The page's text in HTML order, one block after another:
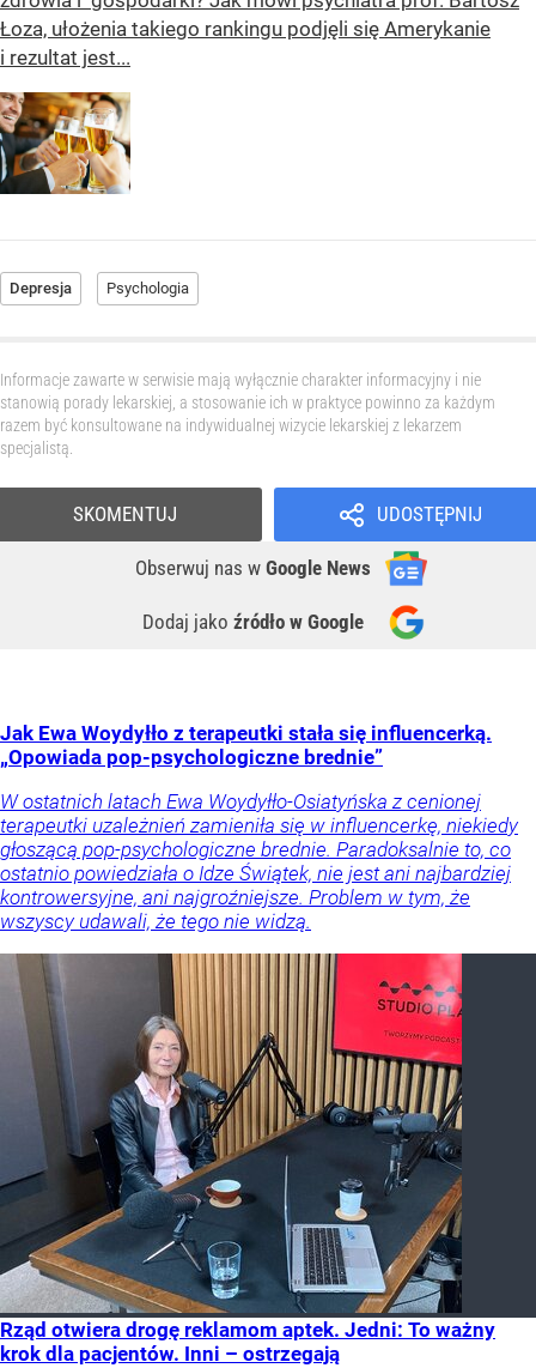
Łoza, ułożenia takiego rankingu podjęli się Amerykanie
i rezultat jest...
Depresja Psychologia
Informacje zawarte w serwisie mają wyłącznie charakter informacyjny i nie
stanowią porady lekarskiej, a stosowanie ich w praktyce powinno za każdym
razem być konsultowane na indywidualnej wizycie lekarskiej z lekarzem
specjalistą.
UDOSTĘPNIJ
Obserwuj nas w Google News
Dodaj jako źródło w Google
SKOMENTUJ
Jak Ewa Woydyłło z terapeutki stała się influencerką.
„Opowiada pop-psychologiczne brednie”
W ostatnich latach Ewa Woydyłło-Osiatyńska z cenionej
terapeutki uzależnień zamieniła się w influencerkę, niekiedy
głoszącą pop-psychologiczne brednie. Paradoksalnie to, co
ostatnio powiedziała o Idze Świątek, nie jest ani najbardziej
kontrowersyjne, ani najgroźniejsze. Problem w tym, że
wszyscy udawali, że tego nie widzą.
Rząd otwiera drogę reklamom aptek. Jedni: To ważny
krok dla pacjentów. Inni – ostrzegają